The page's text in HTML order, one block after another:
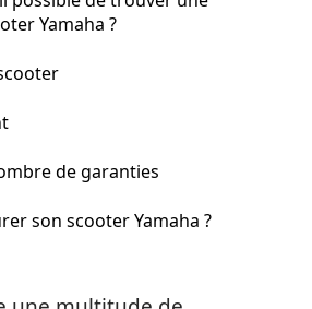
Yamaha ?
de garanties
son scooter Yamaha ?